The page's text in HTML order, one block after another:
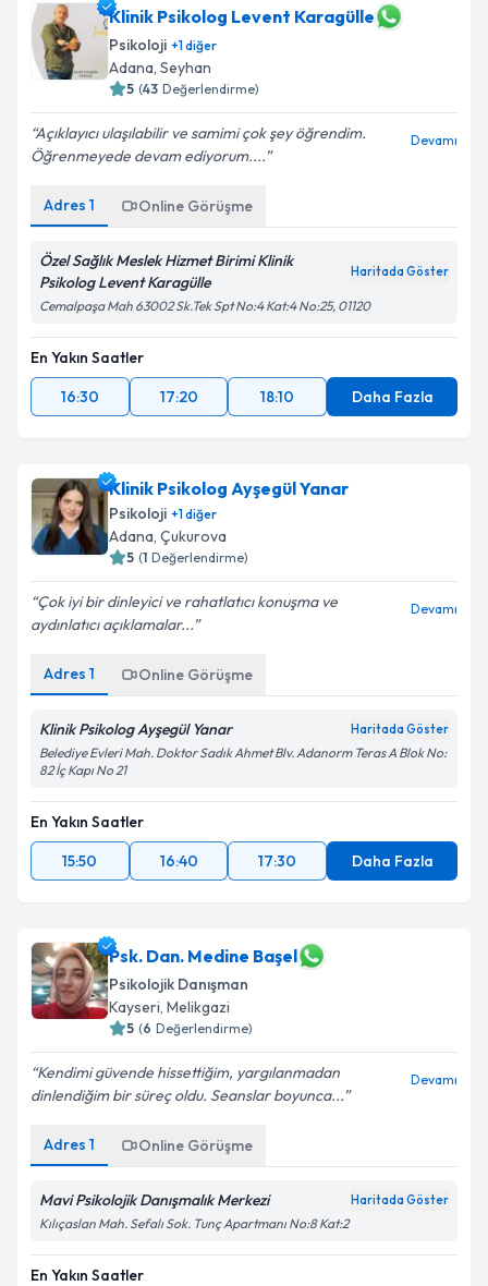
Klinik Psikolog Levent Karagülle
Psikoloji +1diğer
Adana, Seyhan
5 (43 Değerlendirme)
Açıklayıcı ulaşılabilir ve samimi çok şey öğrendim.
Öğrenmeyede devam ediyorum....
Devamı
Adres 1 Online Görüşme
Özel Sağlık Meslek Hizmet Birimi Klinik
Psikolog Levent Karagülle
Haritada Göster
Cemalpaşa Mah 63002 Sk.Tek Spt No:4 Kat:4 No:25, 01120
En Yakın Saatler
16:30
17:20 18:10 Daha Fazla
Klinik Psikolog Ayşegül Yanar
Psikoloji +1diğer
Adana, Çukurova
5 (1 Değerlendirme)
Çok iyi bir dinleyici ve rahatlatıcı konuşma ve
aydınlatıcı açıklamalar...
Devamı
Adres 1 Online Görüşme
Klinik Psikolog Ayşegül Yanar Haritada Göster
Belediye Evleri Mah. Doktor Sadık Ahmet Blv. Adanorm Teras A Blok No:
82 İç Kapı No 21
En Yakın Saatler
15:50
16:40 17:30 Daha Fazla
Psk. Dan. Medine Başel
Psikolojik Danışman
Kayseri, Melikgazi
5 (6 Değerlendirme)
Kendimi güvende hissettiğim, yargılanmadan
dinlendiğim bir süreç oldu. Seanslar boyunca...
Devamı
Adres 1 Online Görüşme
Mavi Psikolojik Danışmalık Merkezi Haritada Göster
Kılıçaslan Mah. Sefalı Sok. Tunç Apartmanı No:8 Kat:2
En Yakın Saatler